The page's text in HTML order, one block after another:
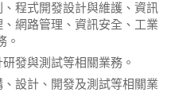
程式開發設計與維護、資訊
網路管理、資訊安全、工業
。
發與測試等相關業務。
設計、開發及測試等相關業